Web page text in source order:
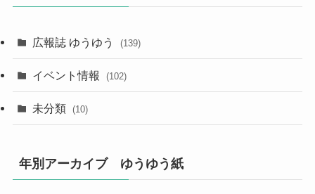
広報誌 ゆうゆう (139)
イベント情報 (102)
未分類 (10)
年別アーカイブ ゆうゆう紙